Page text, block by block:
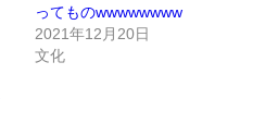
ってものwwwwwwww
2021年12月20日
文化